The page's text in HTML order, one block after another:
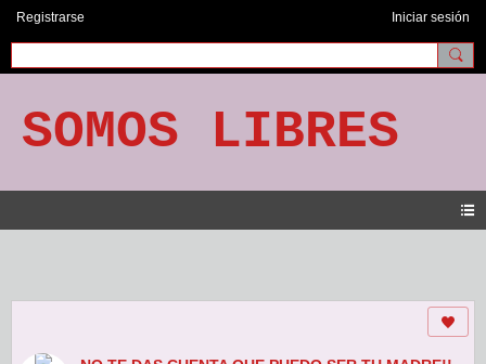
Registrarse Iniciar sesión
SOMOS LIBRES